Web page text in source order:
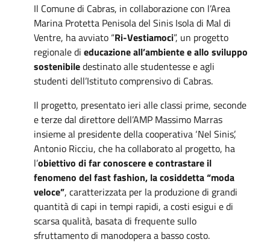
Il Comune di Cabras, in collaborazione con l’Area
Marina Protetta Penisola del Sinis Isola di Mal di
Ventre, ha avviato “Ri-Vestiamoci”, un progetto
regionale di educazione all’ambiente e allo sviluppo
sostenibiledestinato alle studentesse e agli
studenti dell’Istituto comprensivo di Cabras.
Il progetto, presentato ieri alle classi prime, seconde
e terze dal direttore dell’AMP Massimo Marras
insieme al presidente della cooperativa ‘Nel Sinis’,
Antonio Ricciu, che ha collaborato al progetto, ha
l’obiettivo di far conoscere e contrastare il
fenomeno del fast fashion, la cosiddetta “moda
veloce”, caratterizzata per la produzione di grandi
quantità di capi in tempi rapidi, a costi esigui e di
scarsa qualità, basata di frequente sullo
sfruttamento di manodopera a basso costo.